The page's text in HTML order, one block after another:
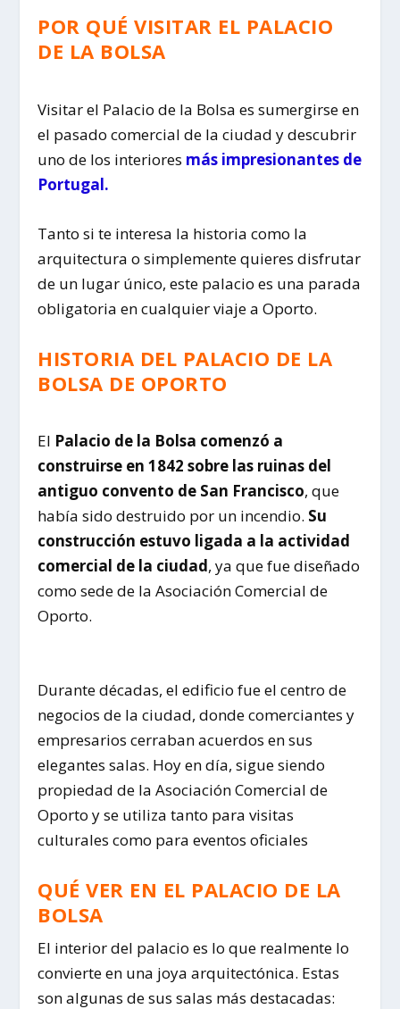
POR QUÉ VISITAR EL PALACIO
DE LA BOLSA
Visitar el Palacio de la Bolsa es sumergirse en
el pasado comercial de la ciudad y descubrir
uno de los interiores más impresionantes de
Portugal.
Tanto si te interesa la historia como la
arquitectura o simplemente quieres disfrutar
de un lugar único, este palacio es una parada
obligatoria en cualquier viaje aOporto.
HISTORIA DEL PALACIO DE LA
BOLSA DE OPORTO
El Palacio de la Bolsa comenzó a
construirse en 1842 sobre las ruinas del
antiguo convento de San Francisco, que
había sido destruido por un incendio. Su
construcción estuvo ligada a la actividad
comercial de la ciudad, ya que fue diseñado
como sede de la Asociación Comercial de
Oporto.
Durante décadas, el edificio fue el centro de
negocios de la ciudad, donde comerciantes y
empresarios cerraban acuerdos en sus
elegantes salas. Hoy en día, sigue siendo
propiedad de laAsociación Comercial de
Oporto y se utiliza tanto para visitas
culturales como para eventos oficiales
QUÉ VER EN EL PALACIO DE LA
BOLSA
El interior del palacio es lo que realmente lo
convierte en una joya arquitectónica. Estas
son algunas de sus salas más destacadas: